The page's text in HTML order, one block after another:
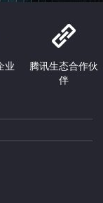
业
腾讯生态合作伙
伴